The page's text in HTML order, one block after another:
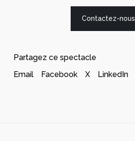
Contactez-nous
Partagez ce spectacle
Email
Facebook X LinkedIn